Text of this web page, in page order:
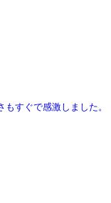
すぐで感激しました。